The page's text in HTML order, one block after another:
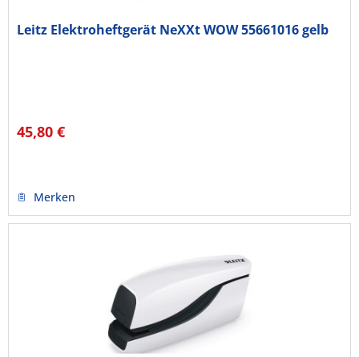
Leitz Elektroheftgerät NeXXt WOW 55661016 gelb
45,80 €
Merken